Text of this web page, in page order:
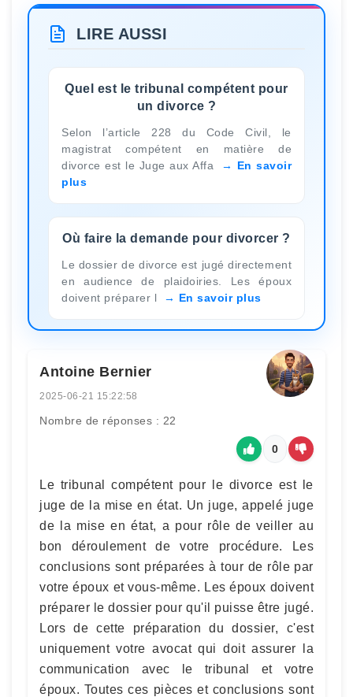
LIRE AUSSI
Quel est le tribunal compétent pour
un divorce ?
Selon l’article 228 du Code Civil, le
magistrat compétent en matière de
divorce est le Juge aux Affa
En savoir
plus
Où faire la demande pour divorcer ?
Le dossier de divorce est jugé directement
en audience de plaidoiries. Les époux
doivent préparer l
En savoir plus
Antoine Bernier
2025-06-21 15:22:58
Nombre de réponses : 22
0
Le tribunal compétent pour le divorce est le
juge de la mise en état. Un juge, appelé juge
de la mise en état, a pour rôle de veiller au
bon déroulement de votre procédure. Les
conclusions sont préparées à tour de rôle par
votre époux et vous-même. Les époux doivent
préparer le dossier pour qu'il puisse être jugé.
Lors de cette préparation du dossier, c'est
uniquement votre avocat qui doit assurer la
communication avec le tribunal et votre
époux. Toutes ces pièces et conclusions sont